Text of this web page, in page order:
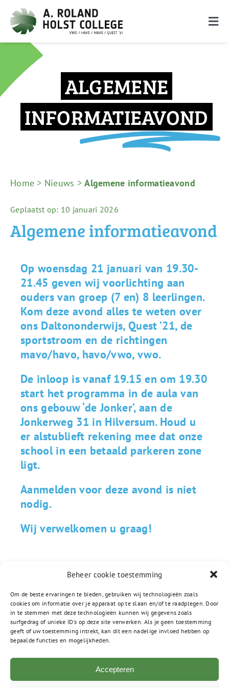
Beheer cookie toestemming
Om de beste ervaringen te bieden, gebruiken wij technologieën zoals
cookies om informatie over je apparaat op te slaan en/of te raadplegen. Door
in te stemmen met deze technologieën kunnen wij gegevens zoals
surfgedrag of unieke ID's op deze site verwerken. Als je geen toestemming
geeft of uw toestemming intrekt, kan dit een nadelige invloed hebben op
bepaalde functies en mogelijkheden.
Accepteren
naar
inhoud
De school
Onderwijs
Ouders
Leerlingen
Zoeken
ALGEMENE
INFORMATIEAVOND
Home > Nieuws >Algemene informatieavond
Geplaatst op: 10 januari 2026
Algemene informatieavond
Op woensdag 21 januari van 19.30-
21.45 geven wij voorlichting aan
ouders van groep (7 en) 8 leerlingen.
Kom deze avond alles te weten over
ons Daltononderwijs, Quest ’21, de
sportstroom en de richtingen
mavo/havo, havo/vwo, vwo.
De inloop is vanaf 19.15 en om 19.30
start het programma in de aula van
ons gebouw ‘de Jonker’, aan de
Jonkerweg 31 in Hilversum. Houd u
er alstublieft rekening mee dat onze
school in een betaald parkeren zone
ligt.
Aanmelden voor deze avond is niet
nodig.
Wij verwelkomen u graag!
Postbus 555